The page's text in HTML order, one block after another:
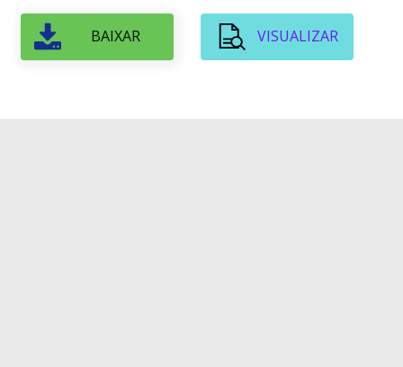
BAIXAR VISUALIZAR